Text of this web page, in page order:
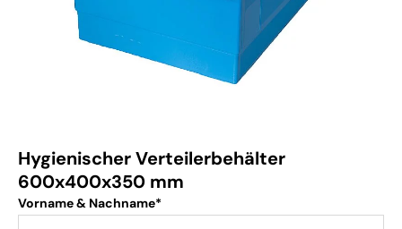
Hygienischer Verteilerbehälter
600x400x350 mm
Vorname & Nachname*